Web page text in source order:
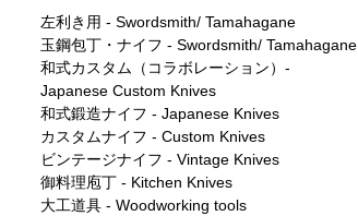
左利き用 - Swordsmith/ Tamahagane
玉鋼包丁・ナイフ - Swordsmith/ Tamahagane
和式カスタム（コラボレーション）-
Japanese Custom Knives
和式鍛造ナイフ - Japanese Knives
カスタムナイフ - Custom Knives
ビンテージナイフ - Vintage Knives
御料理庖丁 - Kitchen Knives
大工道具 - Woodworking tools